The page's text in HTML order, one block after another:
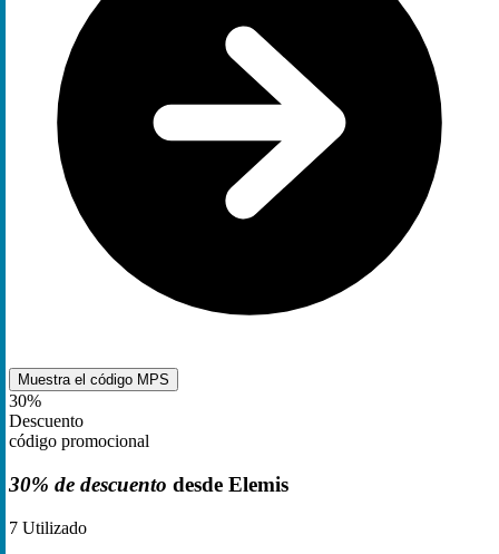
Muestra el código MPS
30%
Descuento
código promocional
30% de descuento desde Elemis
7 Utilizado